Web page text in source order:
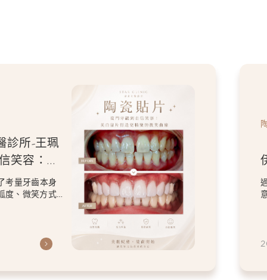
診所-王珮
笑容：美
笑曲線
考量牙齒本身
度、微笑方式